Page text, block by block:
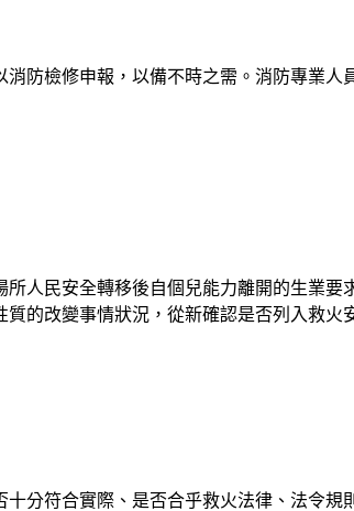
防檢修申報，以備不時之需。消防專業
所人民安全轉移後自個兒能力離開的生業
的改變事情狀況，從新確認是否列入救火
分符合實際、是否合乎救火法律、法令